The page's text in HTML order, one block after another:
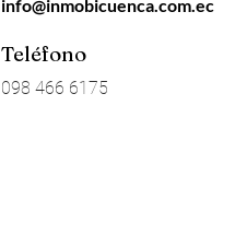
info@inmobicuenca.com.ec
Teléfono
098 466 6175